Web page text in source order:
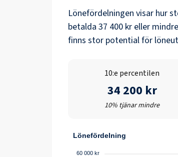
Lönefördelningen visar hur
betalda 37 400 kr eller
finns stor potential för
10:e percentilen
34 200 kr
10% tjänar mindre
Lönefördelning
60 000 kr